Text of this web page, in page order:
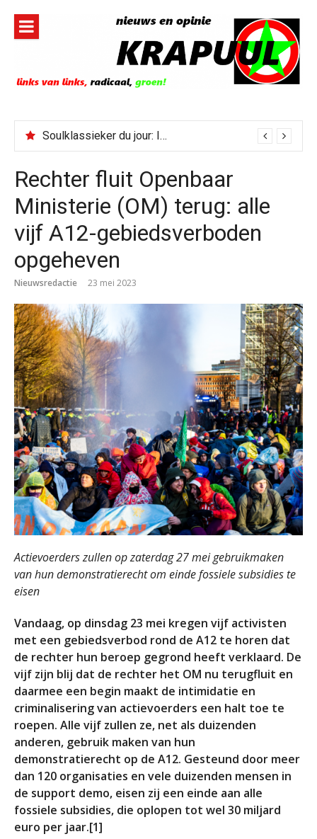
inhoud
Soulklassieker du jour: I Wish It Would Rain
Rechter fluit Openbaar
Ministerie (OM) terug: alle
vijf A12-gebiedsverboden
opgeheven
Nieuwsredactie 23 mei 2023
Actievoerders zullen op zaterdag 27 mei gebruikmaken
van hun demonstratierecht om einde fossiele subsidies te
eisen
Vandaag, op dinsdag 23 mei kregen vijf activisten
met een gebiedsverbod rond de A12 te horen dat
de rechter hun beroep gegrond heeft verklaard. De
vijf zijn blij dat de rechter het OM nu terugfluit en
daarmee een begin maakt de intimidatie en
criminalisering van actievoerders een halt toe te
roepen. Alle vijf zullen ze, net als duizenden
anderen, gebruik maken van hun
demonstratierecht op de A12. Gesteund door meer
dan 120 organisaties en vele duizenden mensen in
de support demo, eisen zij een einde aan alle
fossiele subsidies, die oplopen tot wel 30 miljard
euro per jaar.[1]